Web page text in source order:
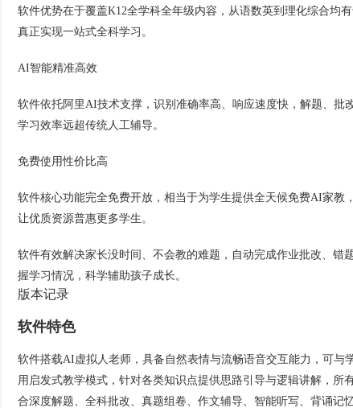
软件优势在于覆盖K12全学科全年级内容，从语数英到理化综合均
真正实现一站式全科学习。
AI智能精准高效
软件依托阿里AI技术支撑，识别准确率高、响应速度快，解题、批
学习效率远超传统人工辅导。
免费使用性价比高
软件核心功能完全免费开放，相当于为学生提供全天候免费AI家教
让优质资源普惠更多学生。
软件有效解决家长没时间、不会教的难题，自动完成作业批改、
握学习情况，科学辅助孩子成长。
版本记录
软件特色
软件搭载AI虚拟人老师，具备自然表情与流畅语音交互能力，可
用启发式教学模式，针对各类知识点提供思路引导与逻辑讲解，
合深度解题、全科批改、真题组卷、作文辅导、智能听写、背诵